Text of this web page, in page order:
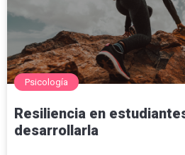
Psicología
Resiliencia en
desarrollarla